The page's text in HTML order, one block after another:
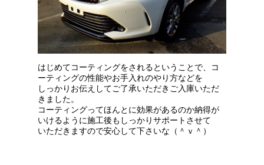
はじめてコーティングをされるということで、コ
ーティングの性能やお手入れのやり方などを
しっかりお伝えしてご了承いただき ご入庫いただ
きました。
コーティングってほんとに効果があるのか納得が
いけるように施工後もしっかりサポートさせて
いただき ますので安心して下さいな（＾ｖ＾）